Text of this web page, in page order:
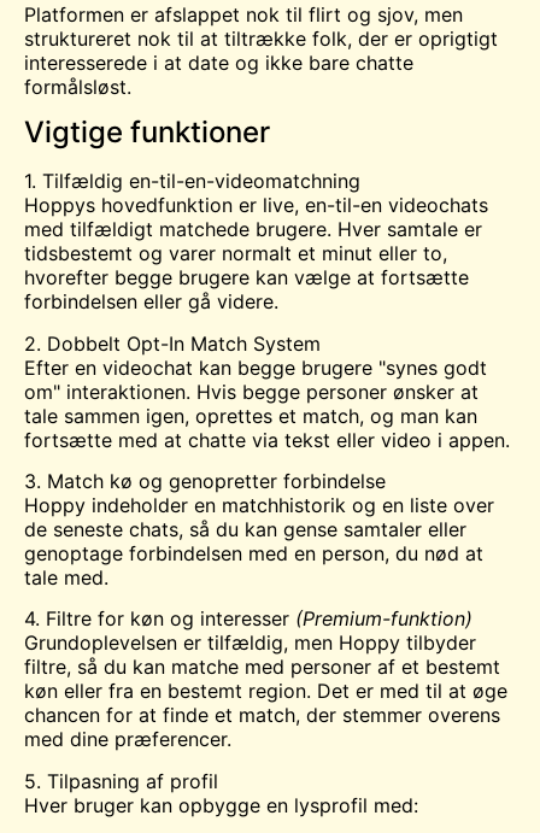
Platformen er afslappet nok til flirt og sjov, men
struktureret nok til at tiltrække folk, der er oprigtigt
interesserede i at date og ikke bare chatte
formålsløst.
Vigtige funktioner
1. Tilfældig en-til-en-videomatchning
Hoppys hovedfunktion er live, en-til-en videochats
med tilfældigt matchede brugere. Hver samtale er
tidsbestemt og varer normalt et minut eller to,
hvorefter begge brugere kan vælge at fortsætte
forbindelsen eller gå videre.
2. Dobbelt Opt-In Match System
Efter en videochat kan begge brugere "synes godt
om" interaktionen. Hvis begge personer ønsker at
tale sammen igen, oprettes et match, og man kan
fortsætte med at chatte via tekst eller video i appen.
3. Match kø og genopretter forbindelse
Hoppy indeholder en matchhistorik og en liste over
de seneste chats, så du kan gense samtaler eller
genoptage forbindelsen med en person, du nød at
tale med.
4. Filtre for køn og interesser (Premium-funktion)
Grundoplevelsen er tilfældig, men Hoppy tilbyder
filtre, så du kan matche med personer af et bestemt
køn eller fra en bestemt region. Det er med til at øge
chancen for at finde et match, der stemmer overens
med dine præferencer.
5. Tilpasning af profil
Hver bruger kan opbygge en lysprofil med: